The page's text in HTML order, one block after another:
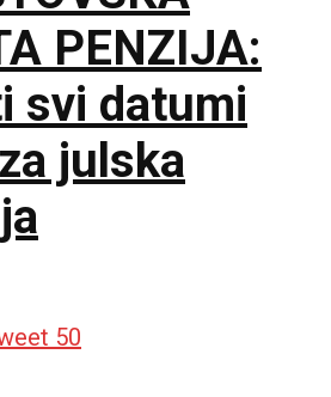
PENZIJA:
svi datumi
julska
50